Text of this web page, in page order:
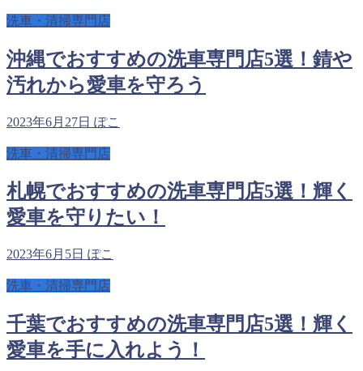
洗車・清掃専門店
沖縄でおすすめの洗車専門店5選！錆や
汚れから愛車を守ろう
2023年6月27日 ぽこ
洗車・清掃専門店
札幌でおすすめの洗車専門店5選！輝く
愛車を守りたい！
2023年6月5日 ぽこ
洗車・清掃専門店
千葉でおすすめの洗車専門店5選！輝く
愛車を手に入れよう！